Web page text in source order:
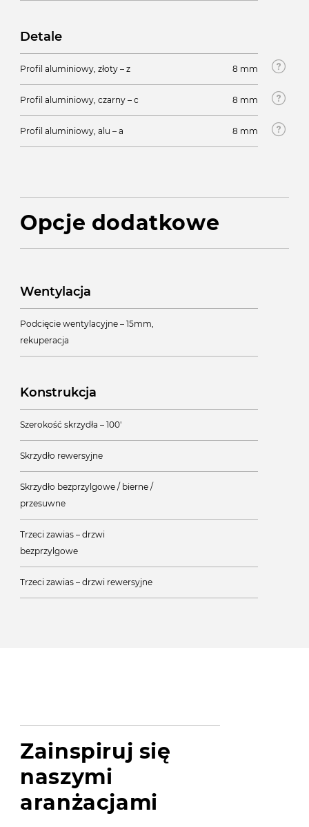
Detale
Profil aluminiowy, złoty – z 8 mm
Profil aluminiowy, czarny – c 8 mm
Profil aluminiowy, alu – a 8 mm
Opcje dodatkowe
Wentylacja
Podcięcie wentylacyjne – 15mm,
rekuperacja
Konstrukcja
Szerokość skrzydła – 100'
Skrzydło rewersyjne
Skrzydło bezprzylgowe / bierne /
przesuwne
Trzeci zawias – drzwi
bezprzylgowe
Trzeci zawias – drzwi rewersyjne
Zainspiruj się
naszymi
aranżacjami